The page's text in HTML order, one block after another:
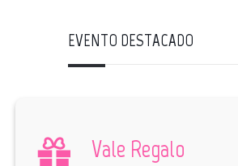
EVENTO DESTACADO
Vale Regalo